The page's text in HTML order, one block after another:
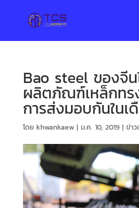
Bao steel ของจีน
ผลิตภัณฑ์เหล็กทร
การส่งมอบกันในเ
โดย khwankaew| ม.ค. 10, 2019| ข่า